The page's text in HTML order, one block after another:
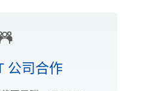
公司合作